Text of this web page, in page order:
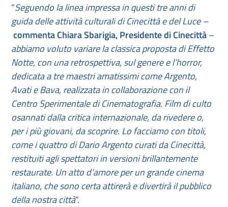
“Seguendo la linea impressa in questi tre anni di
guida delle attività culturali di Cinecittà e del Luce –
commenta Chiara Sbarigia, Presidente di Cinecittà–
abbiamo voluto variare la classica proposta di Effetto
Notte, con una retrospettiva, sul genere e l’horror,
dedicata a tre maestri amatissimi come Argento,
Avati e Bava, realizzata in collaborazione con il
Centro Sperimentale di Cinematografia. Film di culto
osannati dalla critica internazionale, da rivedere o,
per i più giovani, da scoprire. Lo facciamo con titoli,
come i quattro di Dario Argento curati da Cinecittà,
restituiti agli spettatori in versioni brillantemente
restaurate. Un atto d’amore per un grande cinema
italiano, che sono certa attirerà e divertirà il pubblico
della nostra città“.